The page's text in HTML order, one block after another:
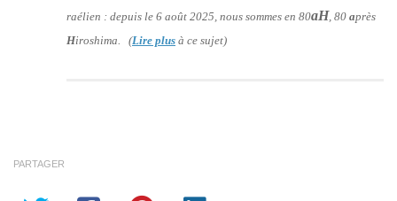
raélien : depuis le 6 août 2025, nous sommes en 80aH , 80 après
Hiroshima. (Lire plus à ce sujet)
PARTAGER